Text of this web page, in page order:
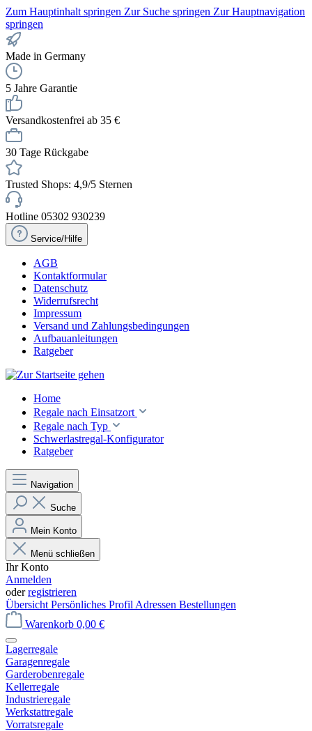
Zum Hauptinhalt springen Zur Suche springen Zur Hauptnavigation
springen
Made in Germany
5 Jahre Garantie
Versandkostenfrei ab 35 €
30 Tage Rückgabe
Trusted Shops: 4,9/5 Sternen
Hotline 05302 930239
Service/Hilfe
AGB
Kontaktformular
Datenschutz
Widerrufsrecht
Impressum
Versand und Zahlungsbedingungen
Aufbauanleitungen
Ratgeber
Home
Regale nach Einsatzort
Regale nach Typ
Schwerlastregal-Konfigurator
Ratgeber
Navigation
Suche
Mein Konto
Menü schließen
Ihr Konto
Anmelden
oderregistrieren
Übersicht Persönliches Profil Adressen Bestellungen
Warenkorb 0,00 €
Lagerregale
Garagenregale
Garderobenregale
Kellerregale
Industrieregale
Werkstattregale
Vorratsregale